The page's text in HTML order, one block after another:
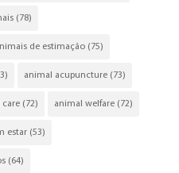
(78)
de estimação(75)
animal acupuncture(73)
care(72) animal welfare(72)
estar(53)
(64)